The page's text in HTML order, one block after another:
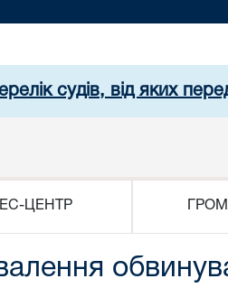
судів, від яких
ЦЕНТР